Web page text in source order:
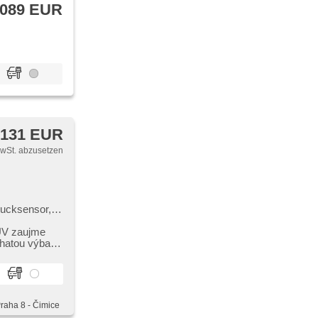
EUR
EUR
abzusetzen
zaujme
výbavu
8 - Čimice